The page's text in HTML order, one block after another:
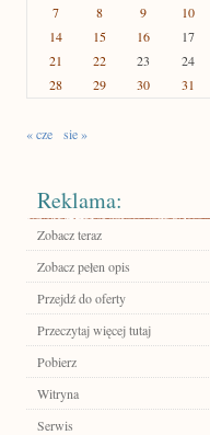
7
8 9 10
14
15 16 17
21
22 23 24
28
29 30 31
« cze sie »
Reklama:
Zobacz teraz
Zobacz pełen opis
Przejdź do oferty
Przeczytaj więcej tutaj
Pobierz
Witryna
Serwis